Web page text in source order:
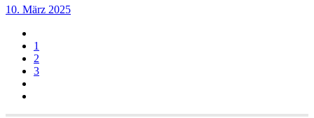
10. März 2025
1
2
3